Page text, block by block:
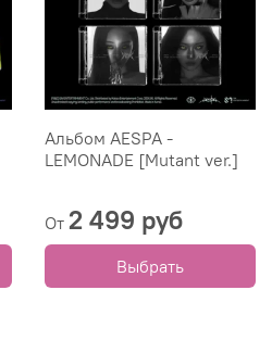
Альбом AESPA -
LEMONADE [Mutant ver.]
От 2 499 руб
Выбрать